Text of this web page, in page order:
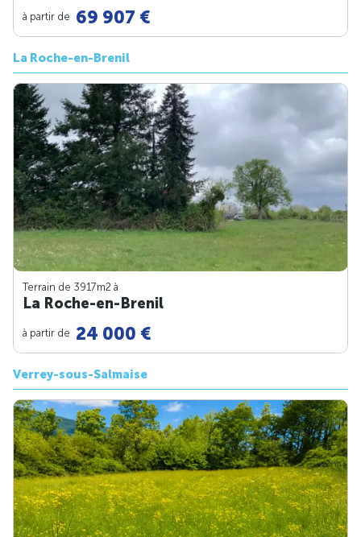
à partir de 69 907 €
La Roche-en-Brenil
Terrain de 3917m2 à
La Roche-en-Brenil
à partir de 24 000 €
Verrey-sous-Salmaise